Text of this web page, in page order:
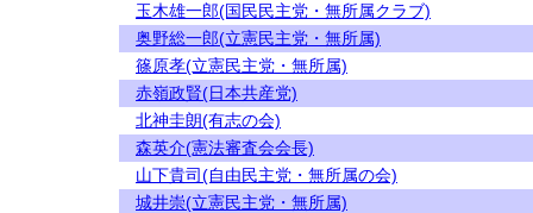
玉木雄一郎(国民民主党・無所属クラブ)
奥野総一郎(立憲民主党・無所属)
篠原孝(立憲民主党・無所属)
赤嶺政賢(日本共産党)
北神圭朗(有志の会)
森英介(憲法審査会会長)
山下貴司(自由民主党・無所属の会)
城井崇(立憲民主党・無所属)